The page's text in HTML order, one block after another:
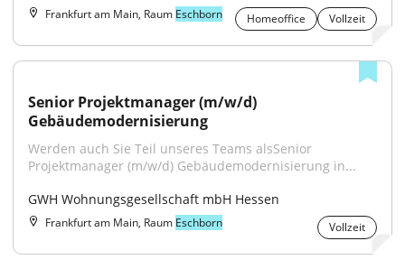
Frankfurt am Main, Raum Eschborn Homeoffice Vollzeit
Senior Projektmanager (m/w/d)
Gebäudemodernisierung
Werden auch Sie Teil unseres Teams alsSenior
Projektmanager (m⁠/⁠w⁠/⁠d) Gebäudemodernisierung in...
GWH Wohnungsgesellschaft mbH Hessen
Frankfurt am Main, Raum Eschborn Vollzeit